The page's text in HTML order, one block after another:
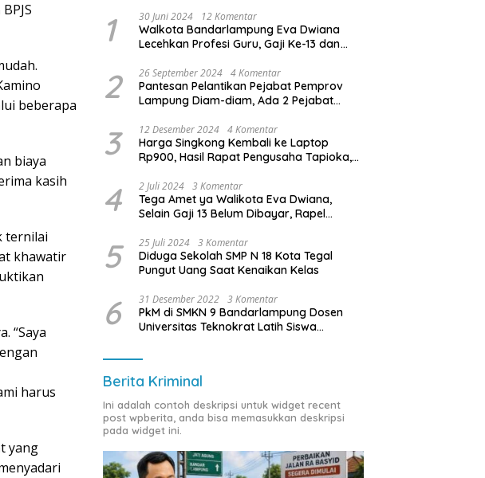
beberapa
biaya
kasih
ternilai
khawatir
“Saya
harus
yang
1 30 Juni 2024 12 Komentar
Walkota Bandarlampung Eva Dwiana
Lecehkan Profesi Guru, Gaji Ke-13 dan
2 26 September 2024 4 Komentar
Pantesan Pelantikan Pejabat Pemprov
Lampung Diam-diam, Ada 2 Pejabat
3 12 Desember 2024 4 Komentar
Harga Singkong Kembali ke Laptop
Rp900, Hasil Rapat Pengusaha Tapioka,
Lampung
4 2 Juli 2024 3 Komentar
Tega Amet ya Walikota Eva Dwiana,
Selain Gaji 13 Belum Dibayar, Rapel
Dibayar
5 25 Juli 2024 3 Komentar
Diduga Sekolah SMP N 18 Kota Tegal
Pungut Uang Saat Kenaikan Kelas
6 31 Desember 2022 3 Komentar
PkM di SMKN 9 Bandarlampung Dosen
Universitas Teknokrat Latih Siswa
Berita Kriminal
Ini adalah contoh deskripsi untuk widget recent
post wpberita, anda bisa memasukkan deskripsi
pada widget ini.